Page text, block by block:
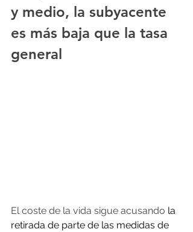
y medio, la subyacente
es más baja que la tasa
general
El coste de la vida sigue acusando la
retirada de parte de las medidas de